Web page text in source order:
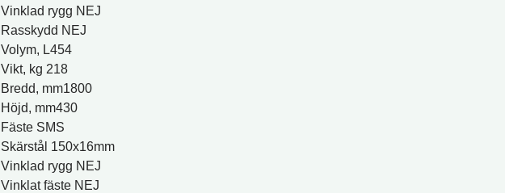
Vinklad rygg NEJ
Rasskydd NEJ
Volym, L454
Vikt, kg 218
Bredd, mm1800
Höjd, mm430
Fäste SMS
Skärstål 150x16mm
Vinklad rygg NEJ
Vinklat fäste NEJ